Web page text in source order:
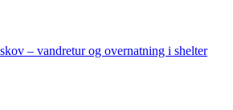
vælges
– vandretur og overnatning i shelter